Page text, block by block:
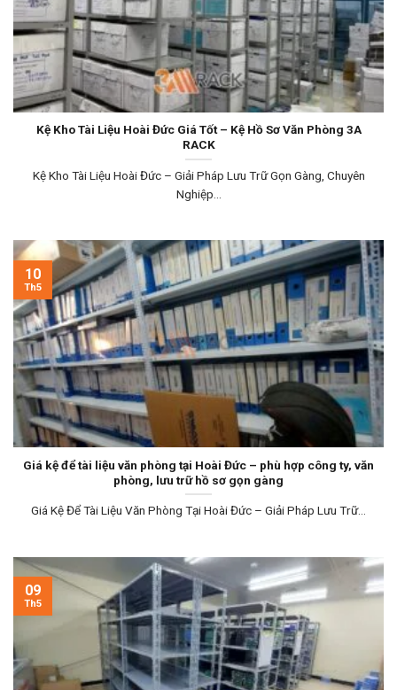
Kệ Kho Tài Liệu Hoài Đức Giá Tốt – Kệ Hồ Sơ Văn Phòng 3A
RACK
Kệ Kho Tài Liệu Hoài Đức – Giải Pháp Lưu Trữ Gọn Gàng, Chuyên
Nghiệp...
Giá kệ để tài liệu văn phòng tại Hoài Đức – phù hợp công ty, văn
phòng, lưu trữ hồ sơ gọn gàng
Giá Kệ Để Tài Liệu Văn Phòng Tại Hoài Đức – Giải Pháp Lưu Trữ...
10
Th5
09
Th5